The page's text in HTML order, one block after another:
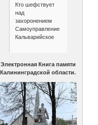
Кто шефствует
над
захоронением
Самоуправление
Кальварийское
Электронная Книга памяти
Калининградской области.